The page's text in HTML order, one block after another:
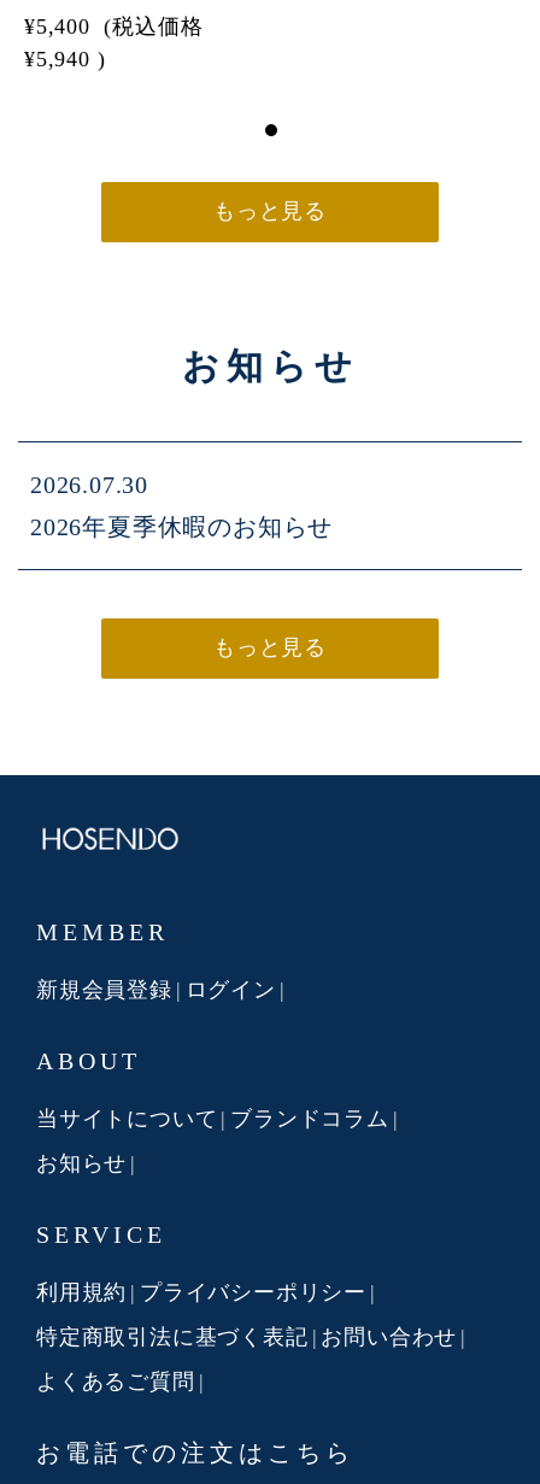
¥5,400 (税込価格
¥5,940 )
もっと見る
お知らせ
2026.07.30
2026年夏季休暇のお知らせ
もっと見る
MEMBER
新規会員登録 ログイン
ABOUT
当サイトについて
ブランドコラム
お知らせ
SERVICE
利用規約
プライバシーポリシー
特定商取引法に基づく表記 お問い合わせ
よくあるご質問
お電話での注文はこちら